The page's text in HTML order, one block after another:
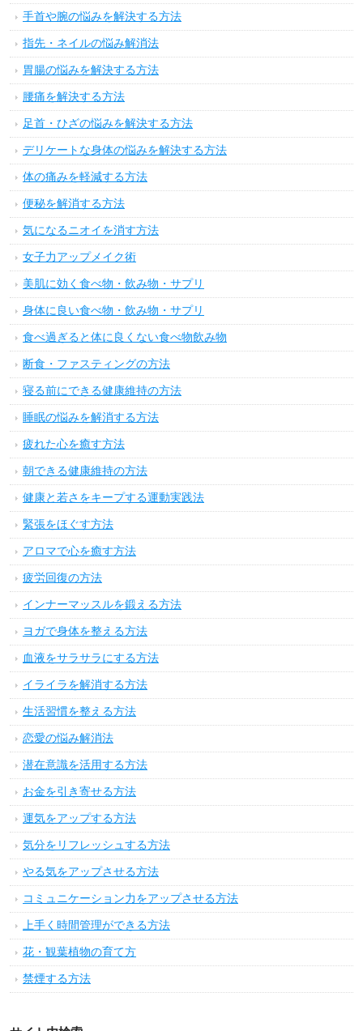
手首や腕の悩みを解決する方法
指先・ネイルの悩み解消法
胃腸の悩みを解決する方法
腰痛を解決する方法
足首・ひざの悩みを解決する方法
デリケートな身体の悩みを解決する方法
体の痛みを軽減する方法
便秘を解消する方法
気になるニオイを消す方法
女子力アップメイク術
美肌に効く食べ物・飲み物・サプリ
身体に良い食べ物・飲み物・サプリ
食べ過ぎると体に良くない食べ物飲み物
断食・ファスティングの方法
寝る前にできる健康維持の方法
睡眠の悩みを解消する方法
疲れた心を癒す方法
朝できる健康維持の方法
健康と若さをキープする運動実践法
緊張をほぐす方法
アロマで心を癒す方法
疲労回復の方法
インナーマッスルを鍛える方法
ヨガで身体を整える方法
血液をサラサラにする方法
イライラを解消する方法
生活習慣を整える方法
恋愛の悩み解消法
潜在意識を活用する方法
お金を引き寄せる方法
運気をアップする方法
気分をリフレッシュする方法
やる気をアップさせる方法
コミュニケーション力をアップさせる方法
上手く時間管理ができる方法
花・観葉植物の育て方
禁煙する方法